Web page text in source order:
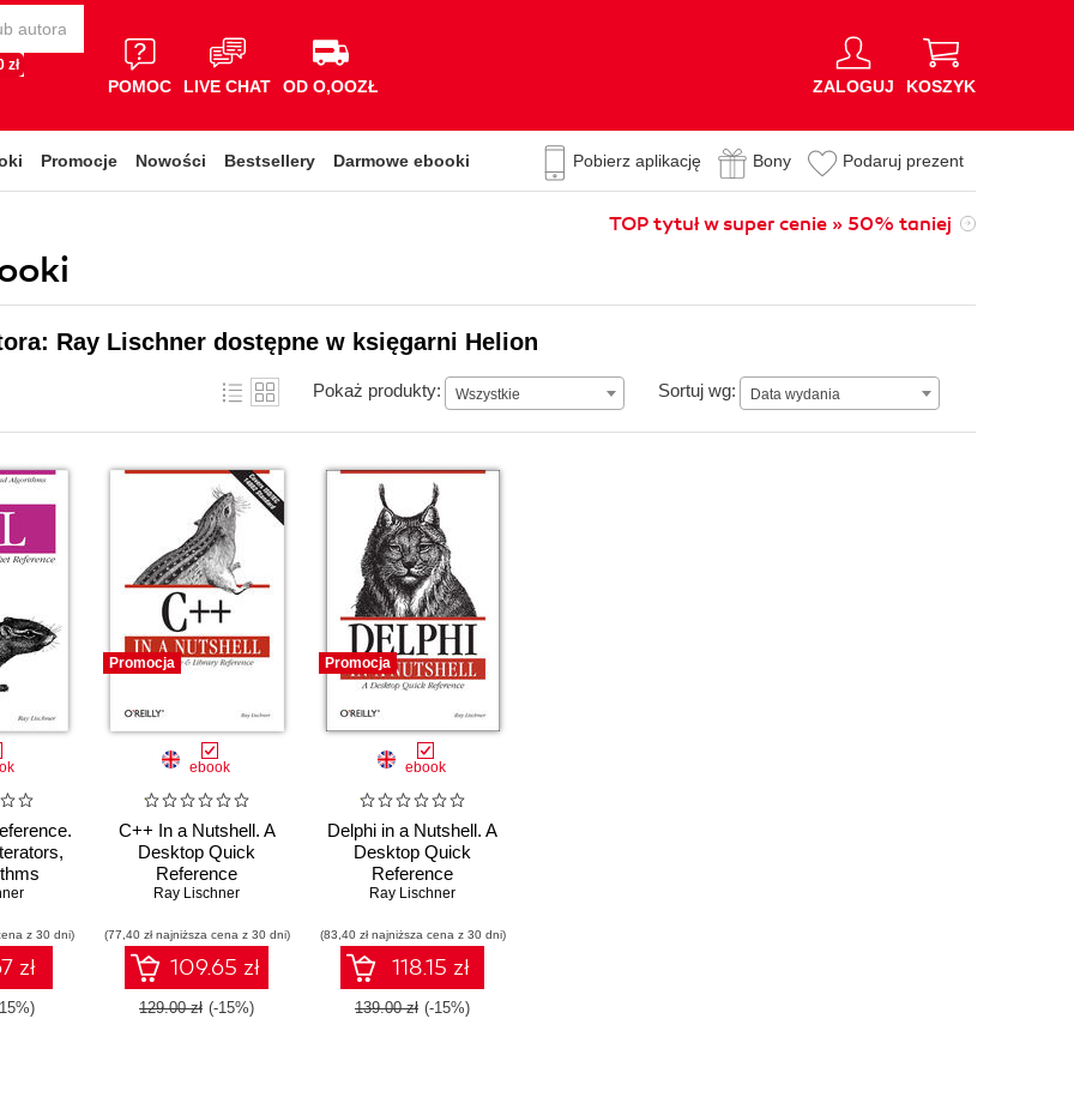
zł
POMOC LIVE CHAT OD O,OOZŁ ZALOGUJ KOSZYK
Promocje Nowości Bestsellery Darmowe ebooki Pobierz aplikację Bony Podaruj prezent
TOP tytuł w super cenie » 50% taniej
Ray Lischner dostępne w księgarni Helion
Pokaż produkty: Wszystkie Sortuj wg: Data wydania
Data wydania
z 30 dni)
zł
Promocja
ebook
C++ In a Nutshell. A
Desktop Quick
Reference
Ray Lischner
(77,40 zł najniższa cena z 30 dni)
109.65 zł
129.00 zł (-15%)
Promocja
ebook
Delphi in a Nutshell. A
Desktop Quick
Reference
Ray Lischner
(83,40 zł najniższa cena z 30 dni)
118.15 zł
139.00 zł (-15%)